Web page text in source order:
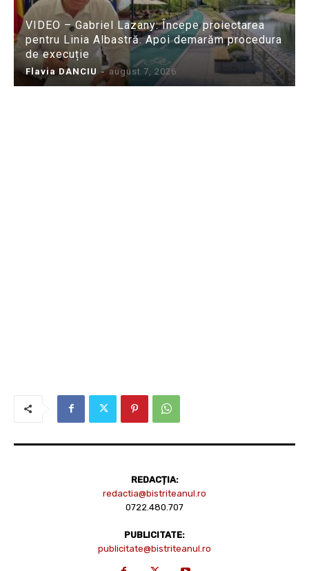
VIDEO – Gabriel Lazany: Începe proiectarea
pentru Linia Albastră. Apoi demarăm procedura
de execuție
Flavia DANCIU - august 7, 2026
REDACȚIA:
redactia@bistriteanul.ro
0722.480.707
PUBLICITATE:
publicitate@bistriteanul.ro